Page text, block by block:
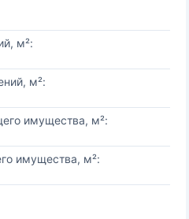
м²:
м²:
имущества, м²:
имущества, м²: